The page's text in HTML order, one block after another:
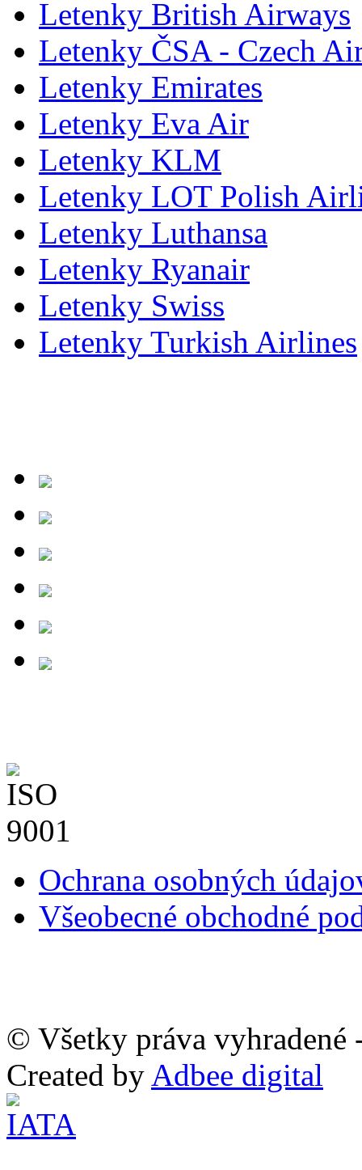
Letenky British Airways
Letenky ČSA - Czech
Letenky Emirates
Letenky Eva Air
Letenky KLM
Letenky LOT Polish
Letenky Luthansa
Letenky Ryanair
Letenky Swiss
Letenky Turkish Airlines
Ochrana osobných
Všeobecné obchodné
© Všetky práva vyhradené
Created by Adbee digital